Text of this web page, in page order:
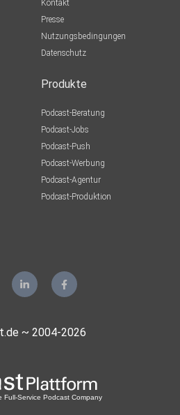
Kontakt
Presse
Nutzungsbedingungen
Datenschutz
Produkte
Podcast-Beratung
Podcast-Jobs
Podcast-Push
Podcast-Werbung
Podcast-Agentur
Podcast-Produktion
~ 2004-2026